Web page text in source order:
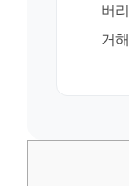
버
거